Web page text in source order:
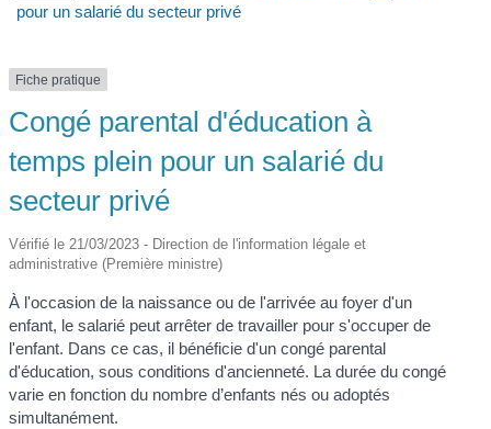
pour un salarié du secteur privé
Fiche pratique
Congé parental d'éducation à
temps plein pour un salarié du
secteur privé
Vérifié le 21/03/2023 - Direction de l'information légale et
administrative (Première ministre)
À l'occasion de la naissance ou de l'arrivée au foyer d'un
enfant, le salarié peut arrêter de travailler pour s'occuper de
l'enfant. Dans ce cas, il bénéficie d'un congé parental
d'éducation, sous conditions d'ancienneté. La durée du congé
varie en fonction du nombre d’enfants nés ou adoptés
simultanément.